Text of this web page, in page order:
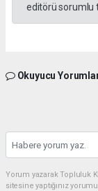
editörü sorumlu
Okuyucu
Yorum yazarak Topluluk
sitesine yaptığınız